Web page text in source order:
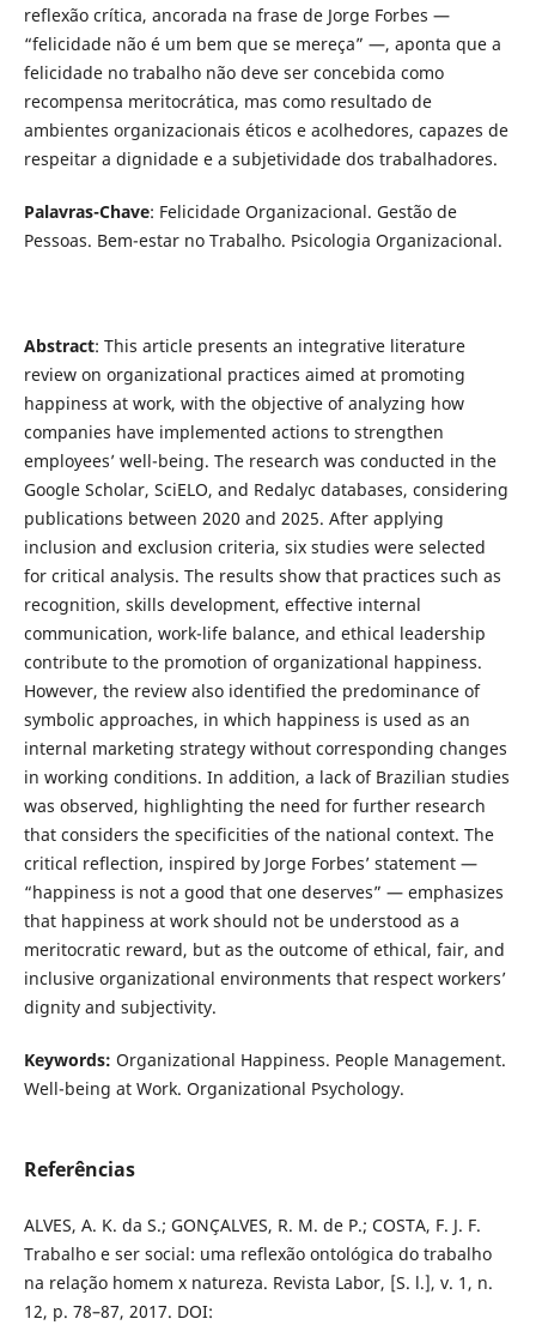
reflexão crítica, ancorada na frase de Jorge Forbes —
“felicidade não é um bem que se mereça” —, aponta que a
felicidade no trabalho não deve ser concebida como
recompensa meritocrática, mas como resultado de
ambientes organizacionais éticos e acolhedores, capazes de
respeitar a dignidade e a subjetividade dos trabalhadores.
Palavras-Chave: Felicidade Organizacional. Gestão de
Pessoas. Bem-estar no Trabalho. Psicologia Organizacional.
Abstract: This article presents an integrative literature
review on organizational practices aimed at promoting
happiness at work, with the objective of analyzing how
companies have implemented actions to strengthen
employees’ well-being. The research was conducted in the
Google Scholar, SciELO, and Redalyc databases, considering
publications between 2020 and 2025. After applying
inclusion and exclusion criteria, six studies were selected
for critical analysis. The results show that practices such as
recognition, skills development, effective internal
communication, work-life balance, and ethical leadership
contribute to the promotion of organizational happiness.
However, the review also identified the predominance of
symbolic approaches, in which happiness is used as an
internal marketing strategy without corresponding changes
in working conditions. In addition, a lack of Brazilian studies
was observed, highlighting the need for further research
that considers the specificities of the national context. The
critical reflection, inspired by Jorge Forbes’ statement —
“happiness is not a good that one deserves” — emphasizes
that happiness at work should not be understood as a
meritocratic reward, but as the outcome of ethical, fair, and
inclusive organizational environments that respect workers’
dignity and subjectivity.
Keywords: Organizational Happiness. People Management.
Well-being at Work. Organizational Psychology.
Referências
ALVES, A. K. da S.; GONÇALVES, R. M. de P.; COSTA, F. J. F.
Trabalho e ser social: uma reflexão ontológica do trabalho
na relação homem x natureza. Revista Labor, [S. l.], v. 1, n.
12, p. 78–87, 2017. DOI: